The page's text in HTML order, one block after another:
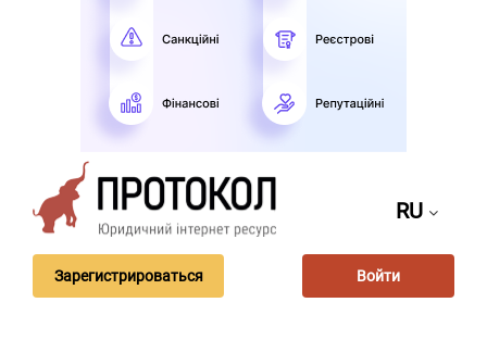
RU
Зарегистрироваться Войти